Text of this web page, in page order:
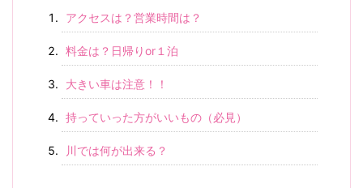
アクセスは？営業時間は？
料金は？日帰りor１泊
大きい車は注意！！
持っていった方がいいもの（必見）
川では何が出来る？